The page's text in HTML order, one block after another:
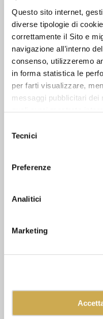
Questo sito internet,
diverse tipologie di
correttamente il Sito e
navigazione all’interno
consenso, utilizzeremo
in forma statistica le
per farti visualizzare,
messaggi pubblicitari dei
delTecnici
Preferenze
Analitici
Marketing